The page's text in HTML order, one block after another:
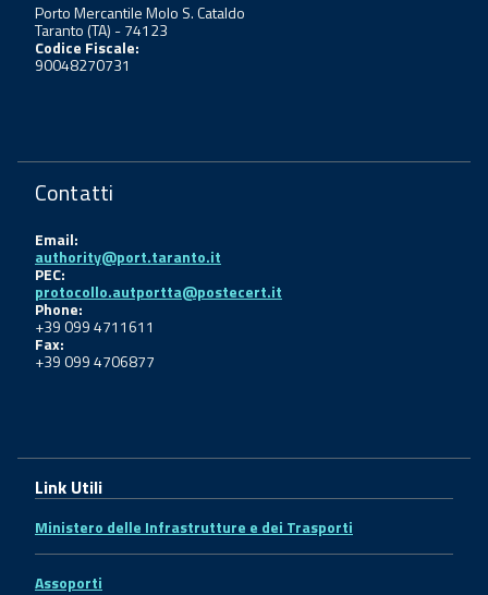
Porto Mercantile Molo S. Cataldo
Taranto (TA) - 74123
Codice Fiscale:
90048270731
Contatti
Email:
authority@port.taranto.it
PEC:
protocollo.autportta@postecert.it
Phone:
+39 099 4711611
Fax:
+39 099 4706877
Link Utili
Ministero delle Infrastrutture e dei Trasporti
Assoporti